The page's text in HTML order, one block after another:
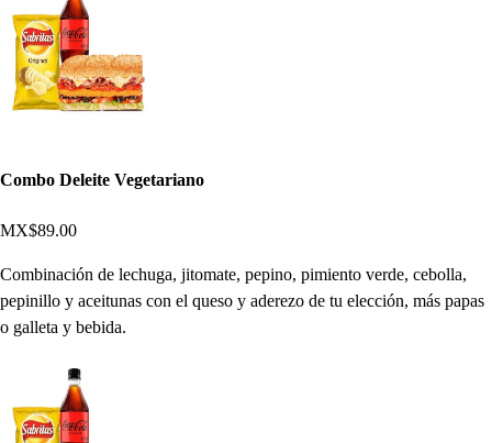
Combo Deleite Vegetariano
MX$89.00
Combinación de lechuga, jitomate, pepino, pimiento verde, cebolla,
pepinillo y aceitunas con el queso y aderezo de tu elección, más papas
o galleta y bebida.